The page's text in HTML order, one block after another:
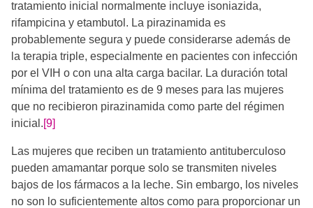
tratamiento inicial normalmente incluye isoniazida,
rifampicina y etambutol. La pirazinamida es
probablemente segura y puede considerarse además de
la terapia triple, especialmente en pacientes con infección
por el VIH o con una alta carga bacilar. La duración total
mínima del tratamiento es de 9 meses para las mujeres
que no recibieron pirazinamida como parte del régimen
inicial.[9]
Las mujeres que reciben un tratamiento antituberculoso
pueden amamantar porque solo se transmiten niveles
bajos de los fármacos a la leche. Sin embargo, los niveles
no son lo suficientemente altos como para proporcionar un